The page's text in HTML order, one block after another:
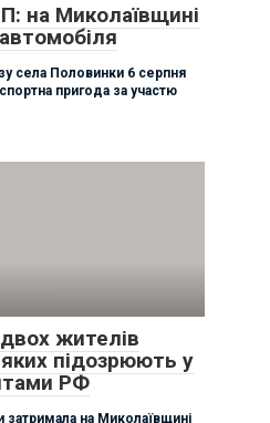
на Миколаївщині
села Половинки 6 серпня
пригода за участю
жителів
підозрюють у
РФ
затримала на Миколаївщині